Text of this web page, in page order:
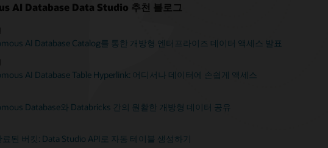
AI Database Data Studio 추천 블로그
AI Database Catalog를 통한 개방형 엔터프라이즈 데이터 액세스 발표
AI Database Table Hyperlink: 어디서나 데이터에 손쉽게 액세스
Database와 Databricks 간의 원활한 개방형 데이터 공유
된 버킷: Data Studio API로 자동 테이블 생성하기